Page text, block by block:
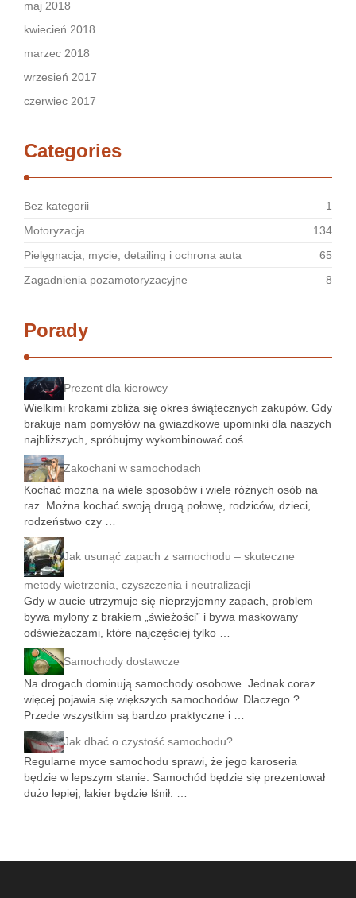
maj 2018
kwiecień 2018
marzec 2018
wrzesień 2017
czerwiec 2017
Categories
Bez kategorii
1
Motoryzacja
134
Pielęgnacja, mycie, detailing i ochrona auta
65
Zagadnienia pozamotoryzacyjne
8
Porady
Prezent dla kierowcy
Wielkimi krokami zbliża się okres świątecznych zakupów. Gdy
brakuje nam pomysłów na gwiazdkowe upominki dla naszych
najbliższych, spróbujmy wykombinować coś …
Zakochani w samochodach
Kochać można na wiele sposobów i wiele różnych osób na
raz. Można kochać swoją drugą połowę, rodziców, dzieci,
rodzeństwo czy …
Jak usunąć zapach z samochodu – skuteczne
metody wietrzenia, czyszczenia i neutralizacji
Gdy w aucie utrzymuje się nieprzyjemny zapach, problem
bywa mylony z brakiem „świeżości” i bywa maskowany
odświeżaczami, które najczęściej tylko …
Samochody dostawcze
Na drogach dominują samochody osobowe. Jednak coraz
więcej pojawia się większych samochodów. Dlaczego ?
Przede wszystkim są bardzo praktyczne i …
Jak dbać o czystość samochodu?
Regularne myce samochodu sprawi, że jego karoseria
będzie w lepszym stanie. Samochód będzie się prezentował
dużo lepiej, lakier będzie lśnił. …